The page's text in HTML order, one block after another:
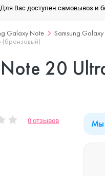
iPhone 17 Pro
iPhone 17 Air
iPhone 17e
Вас доступен самовывоз и
Galaxy Note
Samsung
Note 20
0 отзывов Мы